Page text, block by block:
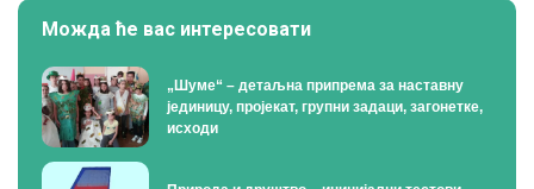
Можда ће вас интересовати
„Шуме“ – детаљна припрема за наставну
јединицу, пројекат, групни задаци, загонетке,
исходи